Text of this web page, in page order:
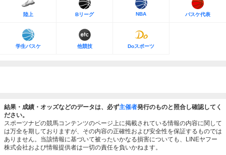
陸上 Bリーグ NBA バスケ代表
学生バスケ 他競技 Doスポーツ
結果・成績・オッズなどのデータは、必ず主催者発行のものと照合し確認してく
ださい。
スポーツナビの競馬コンテンツのページ上に掲載されている情報の内容に関して
は万全を期しておりますが、その内容の正確性および安全性を保証するものでは
ありません。当該情報に基づいて被ったいかなる損害についても、LINEヤフー
株式会社および情報提供者は一切の責任を負いかねます。